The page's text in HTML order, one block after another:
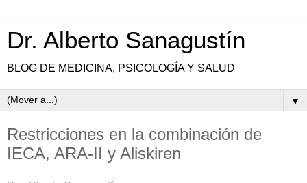
Dr. Alberto Sanagustín
BLOG DE MEDICINA, PSICOLOGÍA Y SALUD
▼
Restricciones en la combinación de
IECA, ARA-II y Aliskiren